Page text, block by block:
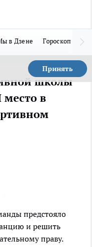
в Дзене Гороскоп
Принять
школы
место в
предстояло
и решить
праву.